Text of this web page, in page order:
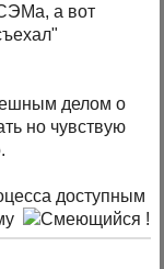
а вот
делом о
но чувствую
доступным
!